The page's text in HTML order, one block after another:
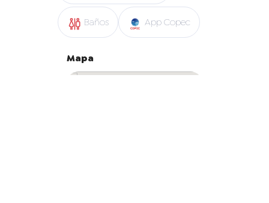
Baños App Copec
Mapa